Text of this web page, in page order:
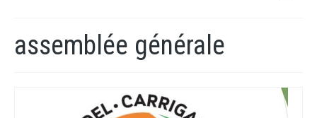
assemblée générale